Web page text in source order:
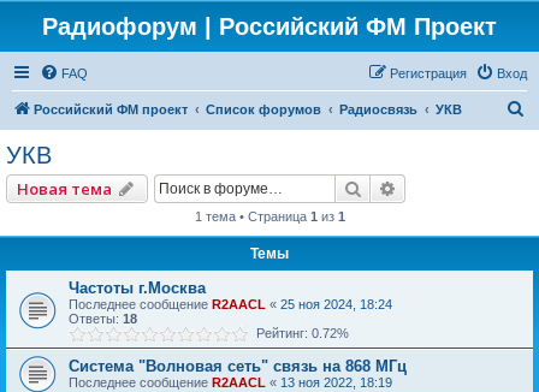
Радиофорум | Российский ФМ Проект
FAQ Вход
Регистрация
Российский ФМ проект Список форумов Радиосвязь УКВ
УКВ
Новая тема Поиск
1 тема • Страница 1 из 1
Темы
Частоты г.Москва
Последнее сообщение R2AACL « 25 ноя 2024, 18:24
Ответы: 18
Рейтинг: 0.72%
Система "Волновая сеть" связь на 868 МГц
Последнее сообщение R2AACL « 13 ноя 2022, 18:19